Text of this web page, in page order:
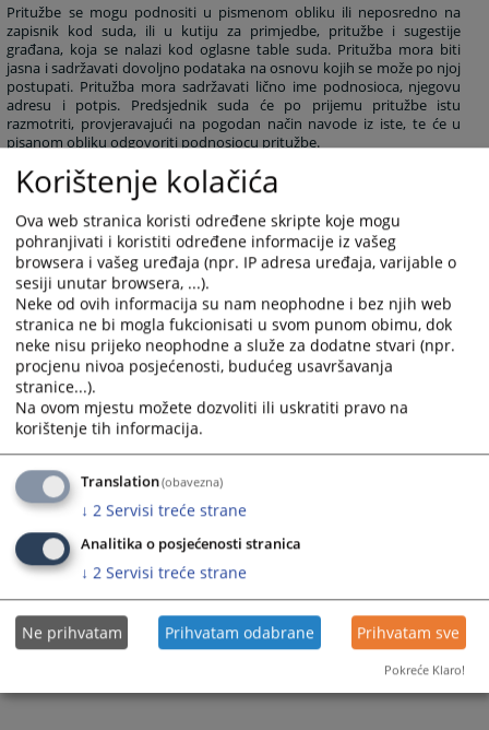
Pritužbe se mogu podnositi u pismenom obliku ili neposredno na
zapisnik kod suda, ili u kutiju za primjedbe, pritužbe i sugestije
građana, koja se nalazi kod oglasne table suda. Pritužba mora biti
jasna i sadržavati dovoljno podataka na osnovu kojih se može po njoj
postupati. Pritužba mora sadržavati lično ime podnosioca, njegovu
adresu i potpis. Predsjednik suda će po prijemu pritužbe istu
razmotriti, provjeravajući na pogodan način navode iz iste, te će u
pisanom obliku odgovoriti podnosiocu pritužbe.
Pritužbe na rad i ponašanje sudija se dostavljaju Visokom sudskom i
tužilačkom vijeću Bosne i Hercegovine - Kancelariji disciplinskog
tužioca, koji su jedini ovlašteni da razmatraju navedene pritužbe i to
na adresu:
Visoko sudsko i tužilačko vijeće Bosne i Hercegovine
Ul. Kraljice Jelene br.88
71000 Sarajevo
7231PREGLEDA
Korištenje kolačića
Ova web stranica koristi određene skripte koje mogu
pohranjivati i koristiti određene informacije iz vašeg
browsera i vašeg uređaja (npr. IP adresa uređaja, varijable o
sesiji unutar browsera, ...).
Neke od ovih informacija su nam neophodne i bez njih web
stranica ne bi mogla fukcionisati u svom punom obimu, dok
neke nisu prijeko neophodne a služe za dodatne stvari (npr.
procjenu nivoa posjećenosti, budućeg usavršavanja
stranice...).
Na ovom mjestu možete dozvoliti ili uskratiti pravo na
korištenje tih informacija.
Translation(obavezna)
↓ 2 Servisi treće strane
Analitika o posjećenosti stranica
↓ 2 Servisi treće strane
Ne prihvatam Prihvatam odabrane Prihvatam sve
Pokreće Klaro!